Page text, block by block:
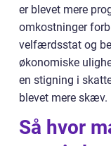
er blevet mere
omkostninger
velfærdsstat og
økonomiske
en stigning i
blevet mere skæv.
Så hvor